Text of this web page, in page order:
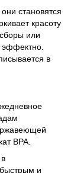
становятся
красоту
или
в
BPA.
и